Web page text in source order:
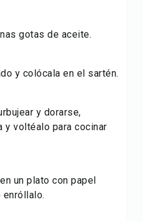
gotas de aceite.
y colócala en el sartén.
y dorarse,
y voltéalo para cocinar
un plato con papel
enróllalo.